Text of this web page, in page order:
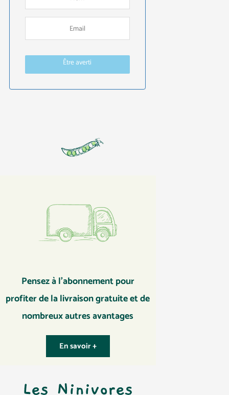
Être averti
Pensez à l’abonnement pour
profiter de la livraison gratuite et de
nombreux autres avantages
En savoir +
Les Ninivores